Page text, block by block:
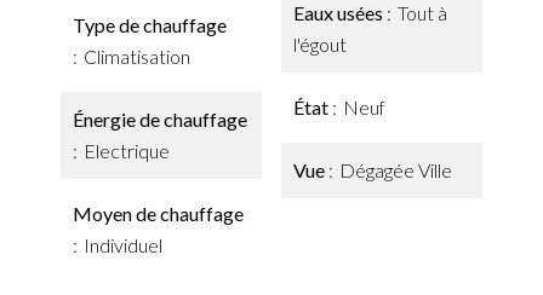
Type de chauffage
Climatisation
Énergie de chauffage
Electrique
Moyen de chauffage
Individuel
Eaux usées
Tout à
l'égout
État Neuf
Vue Dégagée Ville